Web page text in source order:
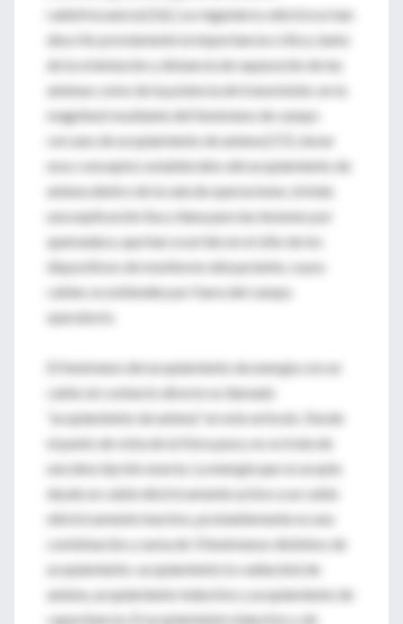
radiofrecuencia [16]. Los ingenieros eléctricos han
descrito previamente la importancia crítica, tanto
de la orientación y distancia de separación de las
antenas como de la potencia de transmisión, en la
magnitud resultante del fenómeno de campo
cercano de acoplamiento de antena [17]. Llevar
esos conceptos establecidos del acoplamiento de
antena dentro de la sala de operaciones, brinda
una explicación lisa y llana para las lesiones por
quemadura, que han ocurrido en el sitio de los
dispositivos de monitoreo del paciente, cuyos
cables se extienden por fuera del campo
operatorio.
El fenómeno del acoplamiento de energía con un
cable sin contacto directo es llamado
“acoplamiento de antena” en este artículo. Desde
el punto de vista de la física pura, no se trata de
una descripción exacta. La energía que se acopla
desde un cable eléctricamente activo a un cable
eléctricamente inactivo, probablemente es una
combinación y suma de 3 fenómenos distintos de
acoplamiento: acoplamiento (o radiación) de
antena, acoplamiento inductivo y acoplamiento de
capacitancia. El acoplamiento inductivo y de